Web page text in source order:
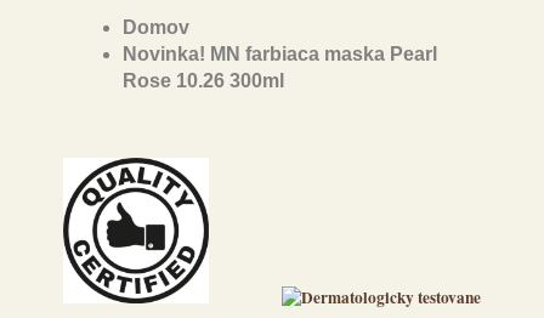
Domov
Novinka! MN farbiaca maska Pearl
Rose 10.26 300ml